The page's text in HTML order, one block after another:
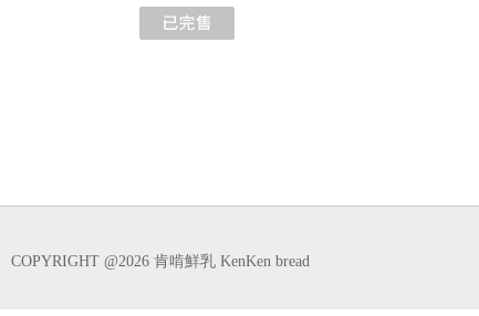
COPYRIGHT @2026 肯啃鮮乳 KenKen bread